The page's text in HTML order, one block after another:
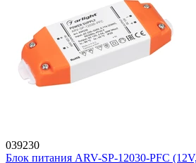
039230
Блок питания ARV-SP-12030-PFC